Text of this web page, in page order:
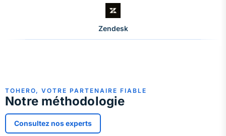
Zendesk
TOHERO, VOTRE PARTENAIRE FIABLE
Notre méthodologie
Consultez nos experts